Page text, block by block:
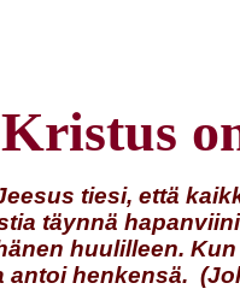
Kristus
tiesi, että
täynnä
huulilleen.
antoi henkensä.